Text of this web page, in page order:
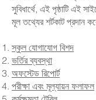
সুবিধার্থে, এই পৃষ্ঠাটি এই
মূল তথ্যের শর্টকাট প্রদান
স্কুল যোগাযোগ বিশদ
ভর্তির ব্যবস্থা
অফস্টেড রিপোর্ট
পরীক্ষা এবং মূল্যায়ন ফলাফল